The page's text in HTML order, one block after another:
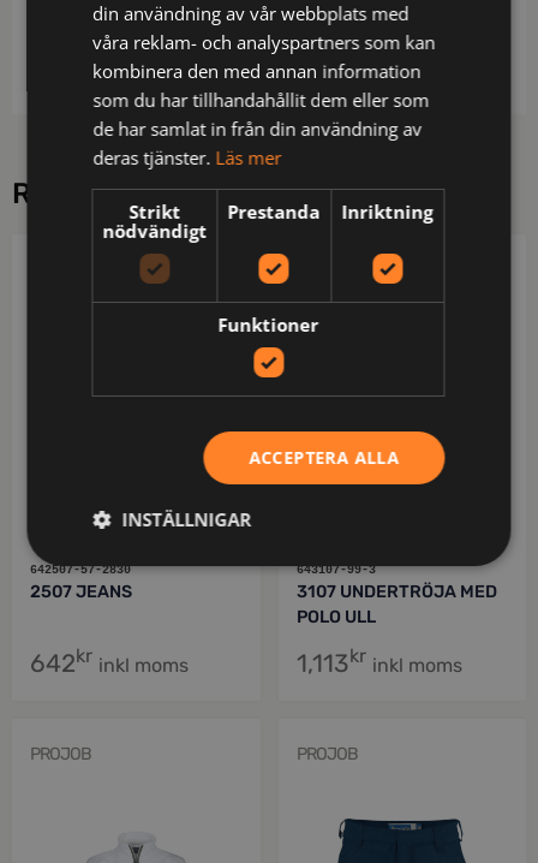
bomull och polyester för bästa slitstyrka och
RELATERADE PRODUKTER
642507-57-2830
2507 JEANS
642kr inkl moms
643107-99-3
3107 UNDERTRÖJA MED
POLO ULL
1,113kr inkl moms
PROJOB PROJOB
din användning av vår webbplats med
våra reklam- och analyspartners som kan
kombinera den med annan information
som du har tillhandahållit dem eller som
de har samlat in från din användning av
deras tjänster. Läs mer
Strikt
nödvändigt
Prestanda Inriktning
Funktioner
ACCEPTERA ALLA
INSTÄLLNIGAR